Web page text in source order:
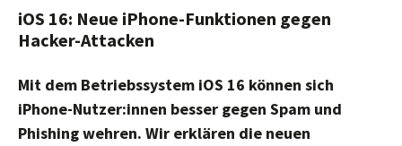
iOS 16: Neue iPhone-Funktionen gegen
Hacker-Attacken
Mit dem Betriebssystem iOS 16 können sich
iPhone-Nutzer:innen besser gegen Spam und
Phishing wehren. Wir erklären die neuen